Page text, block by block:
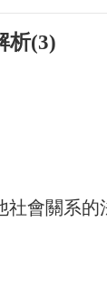
析(3)
社會關系的